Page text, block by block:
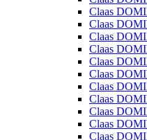
Claas
Claas
Claas
Claas
Claas
Claas
Claas
Claas
Claas
Claas
Claas